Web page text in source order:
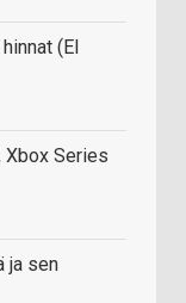
(EI
Xbox Series
ja sen